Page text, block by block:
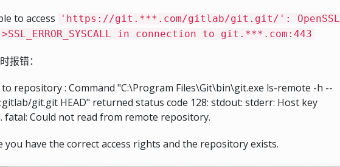
to access
'https://git.***.com/gitlab/git.git/': OpenSSL
in connection to git.***.com:443
报错：
to repository : Command "C:\Program Files\Git\bin\git.exe ls-remote -h --
git.git HEAD" returned status code 128: stdout: stderr: Host key
fatal: Could not read from remote repository.
you have the correct access rights and the repository exists.